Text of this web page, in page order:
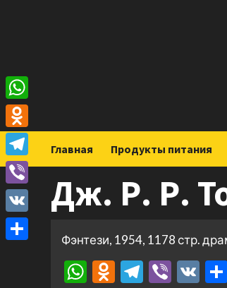
Главная Продукты питания
Дж. Р. Р.
Фэнтези, 1954, 1178 стр.
WhatsApp
Telegram
Viber
VK
WhatsApp
Odnoklassniki
Telegram
Viber
VK